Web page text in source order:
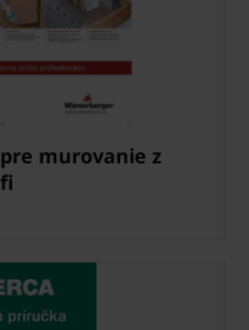
murovanie z